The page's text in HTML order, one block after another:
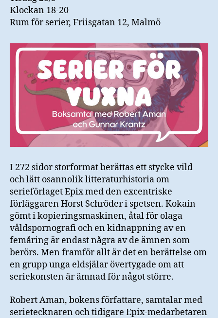
Klockan 18-20
Rum för serier, Friisgatan 12, Malmö
I 272 sidor storformat berättas ett stycke vild
och lätt osannolik litteraturhistoria om
serieförlaget Epix med den excentriske
förläggaren Horst Schröder i spetsen. Kokain
gömt i kopieringsmaskinen, åtal för olaga
våldspornografi och en kidnappning av en
femåring är endast några av de ämnen som
berörs. Men framför allt är det en berättelse om
en grupp unga eldsjälar övertygade om att
seriekonsten är ämnad för något större.
Robert Aman, bokens författare, samtalar med
serietecknaren och tidigare Epix-medarbetaren